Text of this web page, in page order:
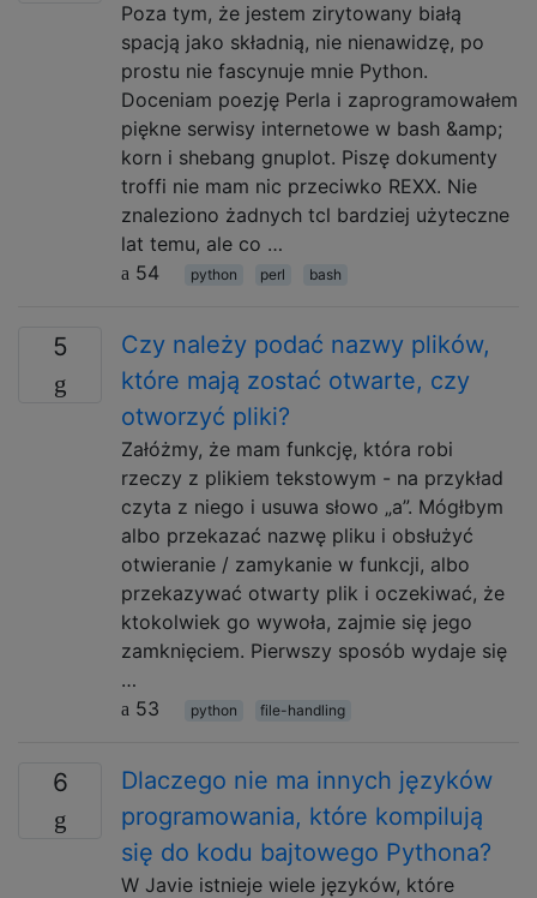
Poza tym, że jestem zirytowany białą
spacją jako składnią, nie nienawidzę, po
prostu nie fascynuje mnie Python.
Doceniam poezję Perla i zaprogramowałem
piękne serwisy internetowe w bash &amp;
korn i shebang gnuplot. Piszę dokumenty
troffi nie mam nic przeciwko REXX. Nie
znaleziono żadnych tcl bardziej użyteczne
lat temu, ale co …
54
python perl bash
5
Czy należy podać nazwy plików,
które mają zostać otwarte, czy
otworzyć pliki?
Załóżmy, że mam funkcję, która robi
rzeczy z plikiem tekstowym - na przykład
czyta z niego i usuwa słowo „a”. Mógłbym
albo przekazać nazwę pliku i obsłużyć
otwieranie / zamykanie w funkcji, albo
przekazywać otwarty plik i oczekiwać, że
ktokolwiek go wywoła, zajmie się jego
zamknięciem. Pierwszy sposób wydaje się
…
53
python file-handling
6
Dlaczego nie ma innych języków
programowania, które kompilują
się do kodu bajtowego Pythona?
W Javie istnieje wiele języków, które